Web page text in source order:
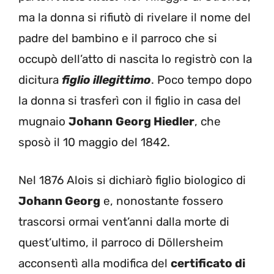
ma la donna si rifiutò di rivelare il nome del
padre del bambino e il parroco che si
occupò dell’atto di nascita lo registrò con la
dicitura figlio illegittimo. Poco tempo dopo
la donna si trasferì con il figlio in casa del
mugnaio Johann Georg Hiedler, che
sposò il 10 maggio del 1842.
Nel 1876 Alois si dichiarò figlio biologico di
Johann Georg e, nonostante fossero
trascorsi ormai vent’anni dalla morte di
quest’ultimo, il parroco di Döllersheim
acconsentì alla modifica del certificato di